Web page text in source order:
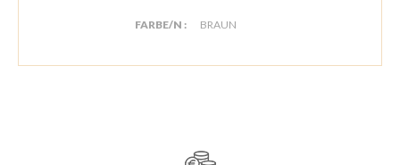
FARBE/N : BRAUN